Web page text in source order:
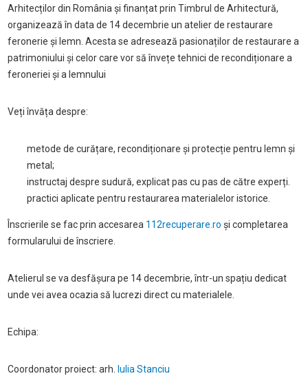
Arhitecților din România și finanțat prin Timbrul de Arhitectură,
organizează în data de 14 decembrie un atelier de restaurare
feronerie și lemn. Acesta se adresează pasionaților de restaurare a
patrimoniului și celor care vor să învețe tehnici de recondiționare a
feroneriei și a lemnului
Veți învăța despre:
metode de curățare, recondiționare și protecție pentru lemn și
metal;
instructaj despre sudură, explicat pas cu pas de către experți.
practici aplicate pentru restaurarea materialelor istorice.
Înscrierile se fac prin accesarea 112recuperare.ro și completarea
formularului de înscriere.
Atelierul se va desfășura pe 14 decembrie, într-un spațiu dedicat
unde vei avea ocazia să lucrezi direct cu materialele.
Echipa:
Coordonator proiect: arh. Iulia Stanciu